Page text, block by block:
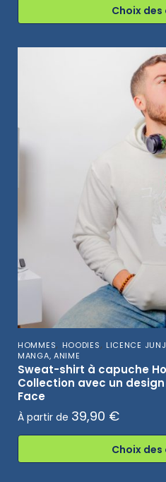
Choix
HOMMES, HOODIES, LICENCE
MANGA, ANIME
Sweat-shirt à capuche
Collection avec un
Face
À partir de 39,90 €
Choix